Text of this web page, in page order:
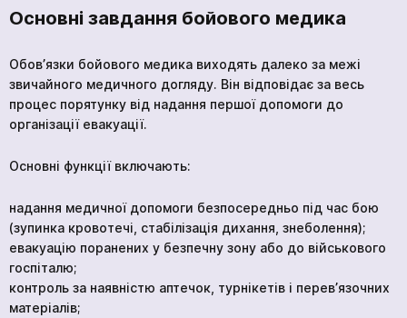
Основні завдання бойового медика
Обов’язки бойового медика виходять далеко за межі
звичайного медичного догляду. Він відповідає за весь
процес порятунку від надання першої допомоги до
організації евакуації.
Основні функції включають:
надання медичної допомоги безпосередньо під час бою
(зупинка кровотечі, стабілізація дихання, знеболення);
евакуацію поранених у безпечну зону або до військового
госпіталю;
контроль за наявністю аптечок, турнікетів і перев’язочних
матеріалів;